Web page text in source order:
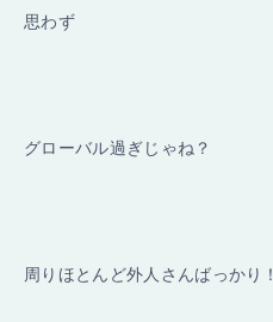
思わず
グローバル過ぎじゃね？
周りほとんど外人さんばっかり！